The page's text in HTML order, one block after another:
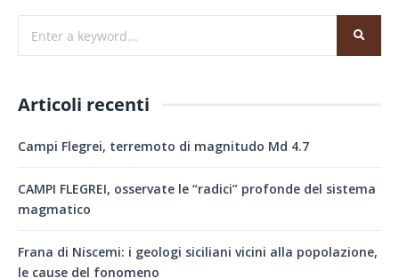
Articoli recenti
Campi Flegrei, terremoto di magnitudo Md 4.7
CAMPI FLEGREI, osservate le “radici” profonde del sistema
magmatico
Frana di Niscemi: i geologi siciliani vicini alla popolazione,
le cause del fonomeno